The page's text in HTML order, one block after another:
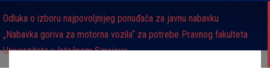
Odluka o izboru najpovolјnijeg ponuđača za javnu nabavku
„Nabavka goriva za motorna vozila“ za potrebe Pravnog fakulteta
Univerziteta u Istočnom Sarajevu